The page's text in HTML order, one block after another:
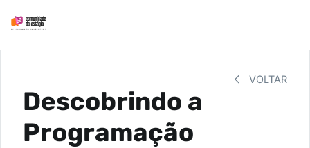
VOLTAR
Descobrindo a
Programação